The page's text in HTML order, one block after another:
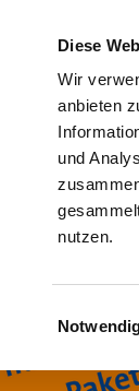
Diese
Wir
anbieten
und
nutzen.
DEHOGA
Lernwelt